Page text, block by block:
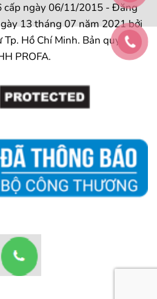
cấp ngày 06/11/2015 - Đăng
13 tháng 07 năm 2021 bởi
Hồ Chí Minh. Bản quyền
PROFA.